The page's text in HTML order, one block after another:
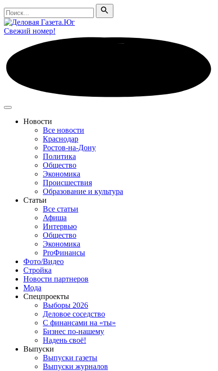
Поиск
Поиск
Свежий номер!
Новости
Все новости
Краснодар
Ростов-на-Дону
Политика
Общество
Экономика
Происшествия
Образование и культура
Статьи
Все статьи
Афиша
Интервью
Общество
Экономика
ProФинансы
Фото/Видео
Стройка
Новости партнеров
Мода
Спецпроекты
Выборы 2026
Деловое соседство
С финансами на «ты»
Бизнес по-нашему
Надень своё!
Выпуски
Выпуски газеты
Выпуски журналов